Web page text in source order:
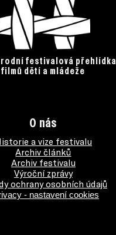
festivalová přehlídka
filmů dětí a mládeže
O nás
a vize festivalu
Archiv článků
Archiv festivalu
Výroční zprávy
ochrany osobních údajů
- nastavení cookies